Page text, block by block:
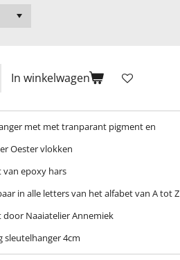
In winkelwagen
met met tranparant pigment en
Oester vlokken
van epoxy hars
in alle letters van het alfabet van A tot Z
door Naaiatelier Annemiek
sleutelhanger 4cm